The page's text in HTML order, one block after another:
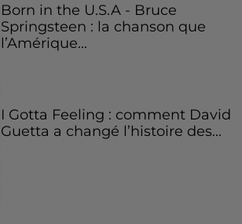
Born in the U.S.A - Bruce
Springsteen : la chanson que
l’Amérique...
I Gotta Feeling : comment David
Guetta a changé l’histoire des...